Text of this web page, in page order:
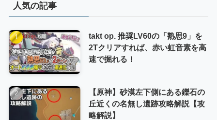
ー
人気の記事
takt op. 推奨LV60の「熟思9」を
2Tクリアすれば、赤い虹音素を高
速で掘れる！
【原神】砂漠左下側にある鑠石の
丘近くの名無し遺跡攻略解説【攻
略解説】